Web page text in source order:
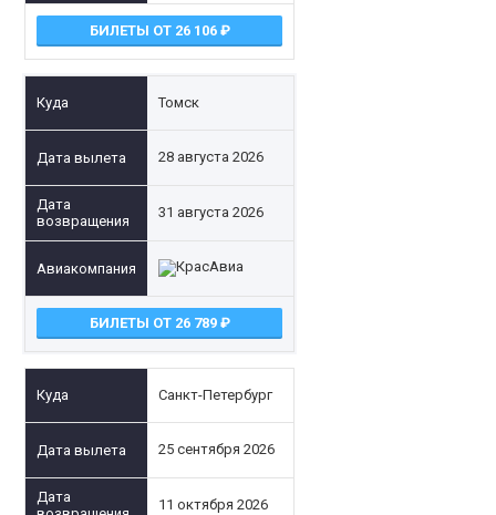
БИЛЕТЫ ОТ 26 106
Томск
28 августа 2026
31 августа 2026
БИЛЕТЫ ОТ 26 789
Санкт-Петербург
25 сентября 2026
11 октября 2026